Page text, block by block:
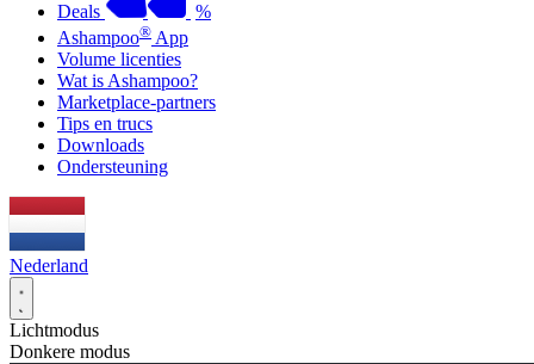
Deals
%
Ashampoo® App
Volume licenties
Wat is Ashampoo?
Marketplace-partners
Tips en trucs
Downloads
Ondersteuning
Nederland
Lichtmodus
Donkere modus